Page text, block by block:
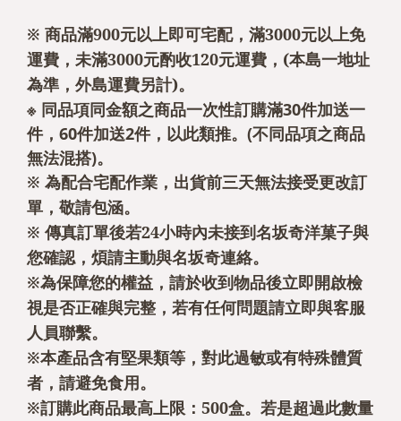
※ 商品滿900元以上即可宅配，滿3000元以上免
運費，未滿3000元酌收120元運費，(本島一地址
為準，外島運費另計)。
※ 同品項同金額之商品一次性訂購滿30件加送一
件，60件加送2件，以此類推。(不同品項之商品
無法混搭)。
※ 為配合宅配作業，出貨前三天無法接受更改訂
單，敬請包涵。
※ 傳真訂單後若24小時內未接到名坂奇洋菓子與
您確認，煩請主動與名坂奇連絡。
※為保障您的權益，請於收到物品後立即開啟檢
視是否正確與完整，若有任何問題請立即與客服
人員聯繫。
※本產品含有堅果類等，對此過敏或有特殊體質
者，請避免食用。
※訂購此商品最高上限：500盒。若是超過此數量